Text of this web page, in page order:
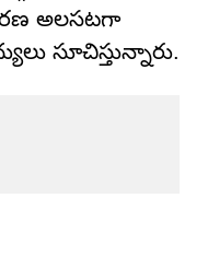
అలసటగా
సూచిస్తున్నారు.